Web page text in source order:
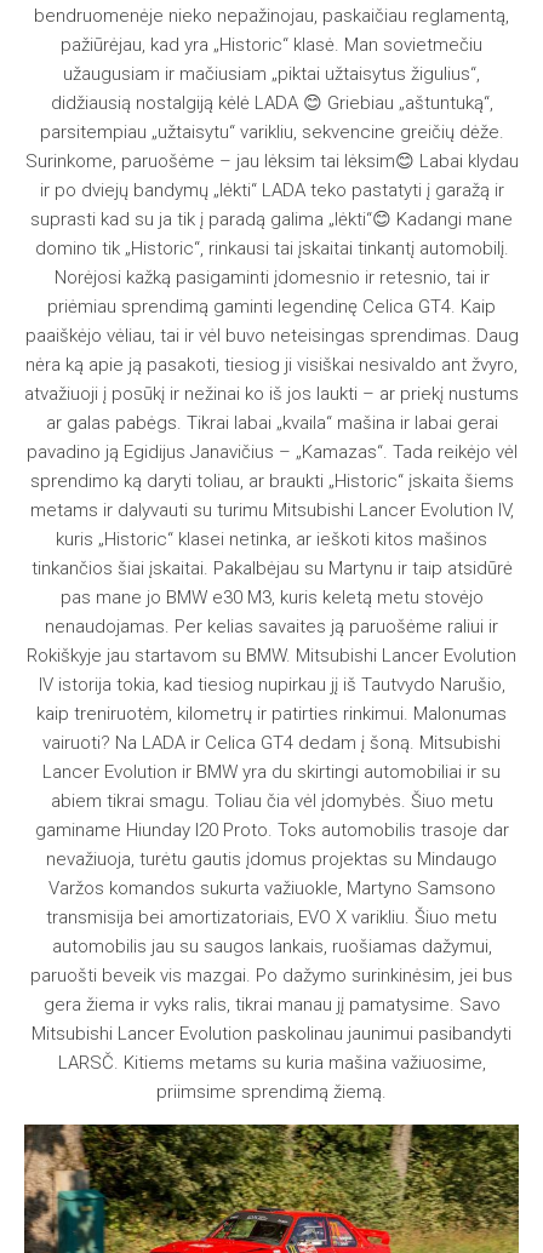
bendruomenėje nieko nepažinojau, paskaičiau reglamentą,
pažiūrėjau, kad yra „Historic“ klasė. Man sovietmečiu
užaugusiam ir mačiusiam „piktai užtaisytus žigulius“,
didžiausią nostalgiją kėlė LADA 😊 Griebiau „aštuntuką“,
parsitempiau „užtaisytu“ varikliu, sekvencine greičių dėže.
Surinkome, paruošėme – jau lėksim tai lėksim😊 Labai klydau
ir po dviejų bandymų „lėkti“ LADA teko pastatyti į garažą ir
suprasti kad su ja tik į paradą galima „lėkti“😊 Kadangi mane
domino tik „Historic“, rinkausi tai įskaitai tinkantį automobilį.
Norėjosi kažką pasigaminti įdomesnio ir retesnio, tai ir
priėmiau sprendimą gaminti legendinę Celica GT4. Kaip
paaiškėjo vėliau, tai ir vėl buvo neteisingas sprendimas. Daug
nėra ką apie ją pasakoti, tiesiog ji visiškai nesivaldo ant žvyro,
atvažiuoji į posūkį ir nežinai ko iš jos laukti – ar priekį nustums
ar galas pabėgs. Tikrai labai „kvaila“ mašina ir labai gerai
pavadino ją Egidijus Janavičius – „Kamazas“. Tada reikėjo vėl
sprendimo ką daryti toliau, ar braukti „Historic“ įskaita šiems
metams ir dalyvauti su turimu Mitsubishi Lancer Evolution IV,
kuris „Historic“ klasei netinka, ar ieškoti kitos mašinos
tinkančios šiai įskaitai. Pakalbėjau su Martynu ir taip atsidūrė
pas mane jo BMW e30 M3, kuris keletą metu stovėjo
nenaudojamas. Per kelias savaites ją paruošėme raliui ir
Rokiškyje jau startavom su BMW. Mitsubishi Lancer Evolution
IV istorija tokia, kad tiesiog nupirkau jį iš Tautvydo Narušio,
kaip treniruotėm, kilometrų ir patirties rinkimui. Malonumas
vairuoti? Na LADA ir Celica GT4 dedam į šoną. Mitsubishi
Lancer Evolution ir BMW yra du skirtingi automobiliai ir su
abiem tikrai smagu. Toliau čia vėl įdomybės. Šiuo metu
gaminame Hiunday I20 Proto. Toks automobilis trasoje dar
nevažiuoja, turėtu gautis įdomus projektas su Mindaugo
Varžos komandos sukurta važiuokle, Martyno Samsono
transmisija bei amortizatoriais, EVO X varikliu. Šiuo metu
automobilis jau su saugos lankais, ruošiamas dažymui,
paruošti beveik vis mazgai. Po dažymo surinkinėsim, jei bus
gera žiema ir vyks ralis, tikrai manau jį pamatysime. Savo
Mitsubishi Lancer Evolution paskolinau jaunimui pasibandyti
LARSČ. Kitiems metams su kuria mašina važiuosime,
priimsime sprendimą žiemą.